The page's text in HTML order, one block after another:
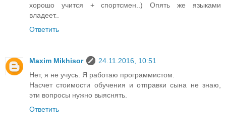
хорошо учится + спортсмен..) Опять же языками
владеет..
Ответить
Maxim Mikhisor
24.11.2016, 10:51
Нет, я не учусь. Я работаю программистом.
Насчет стоимости обучения и отправки сына не знаю,
эти вопросы нужно выяснять.
Ответить